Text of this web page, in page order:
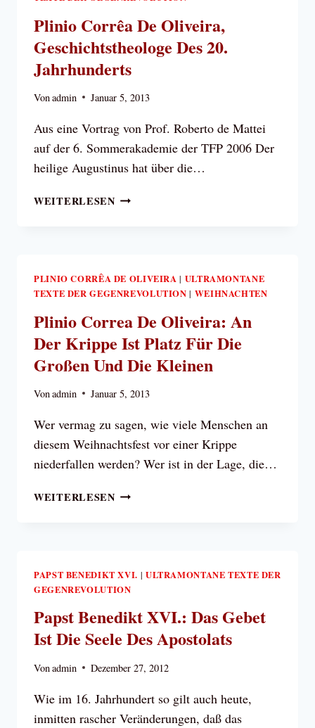
ÜBERNATÜRLICHE
RUHE
UND
GEBET
VOR
GOTTESKIND
Plinio Corrêa De Oliveira,
Geschichtstheologe Des 20.
Jahrhunderts
Vonadmin Januar 5, 2013
Aus eine Vortrag von Prof. Roberto de Mattei
auf der 6. Sommerakademie der TFP 2006 Der
heilige Augustinus hat über die…
WEITERLESENPLINIO
DES
20.
PLINIO CORRÊA DE OLIVEIRA | ULTRAMONTANE
TEXTE DER GEGENREVOLUTION | WEIHNACHTEN
Plinio Correa De Oliveira: An
Der Krippe Ist Platz Für Die
Großen Und Die Kleinen
Vonadmin Januar 5, 2013
Wer vermag zu sagen, wie viele Menschen an
diesem Weihnachtsfest vor einer Krippe
niederfallen werden? Wer ist in der Lage, die…
WEITERLESENPLINIO
DER
KRIPPE
PLATZ
FÜR
GROSSEN U
IE K
LEINEN
PAPST BENEDIKT XVI. | ULTRAMONTANE TEXTE DER
GEGENREVOLUTION
Papst Benedikt XVI.: Das Gebet
Ist Die Seele Des Apostolats
Vonadmin Dezember 27, 2012
Wie im 16. Jahrhundert so gilt auch heute,
inmitten rascher Veränderungen, daß das